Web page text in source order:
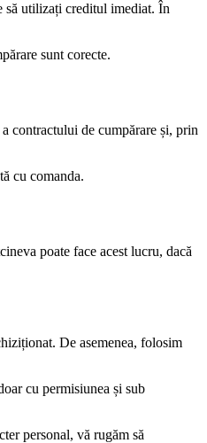
să utilizați creditul imediat. În
sunt corecte.
contractului de cumpărare și, prin
cu comanda.
poate face acest lucru, dacă
De asemenea, folosim
cu permisiunea și sub
personal, vă rugăm să